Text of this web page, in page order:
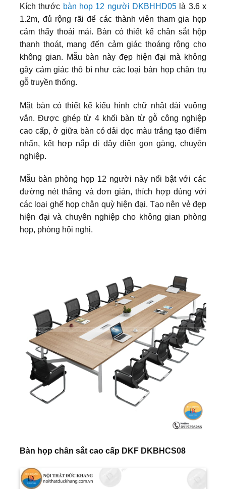
Kích thước bàn họp 12 người DKBHHD05 là 3.6 x
1.2m, đủ rộng rãi để các thành viên tham gia họp
cảm thấy thoải mái. Bàn có thiết kế chân sắt hộp
thanh thoát, mang đến cảm giác thoáng rộng cho
không gian. Mẫu bàn này đẹp hiện đại mà không
gây cảm giác thô bì như các loại bàn họp chân trụ
gỗ truyền thống.
Mặt bàn có thiết kế kiểu hình chữ nhật dài vuông
vắn. Được ghép từ 4 khối bàn từ gỗ công nghiệp
cao cấp, ở giữa bàn có dải dọc màu trắng tạo điểm
nhấn, kết hợp nắp đi dây điện gọn gàng, chuyên
nghiệp.
Mẫu bàn phòng họp 12 người này nổi bật với các
đường nét thẳng và đơn giản, thích hợp dùng với
các loại ghế họp chân quỳ hiện đại. Tạo nên vẻ đẹp
hiện đại và chuyên nghiệp cho không gian phòng
họp, phòng hội nghị.
Bàn họp chân sắt cao cấp DKF DKBHCS08